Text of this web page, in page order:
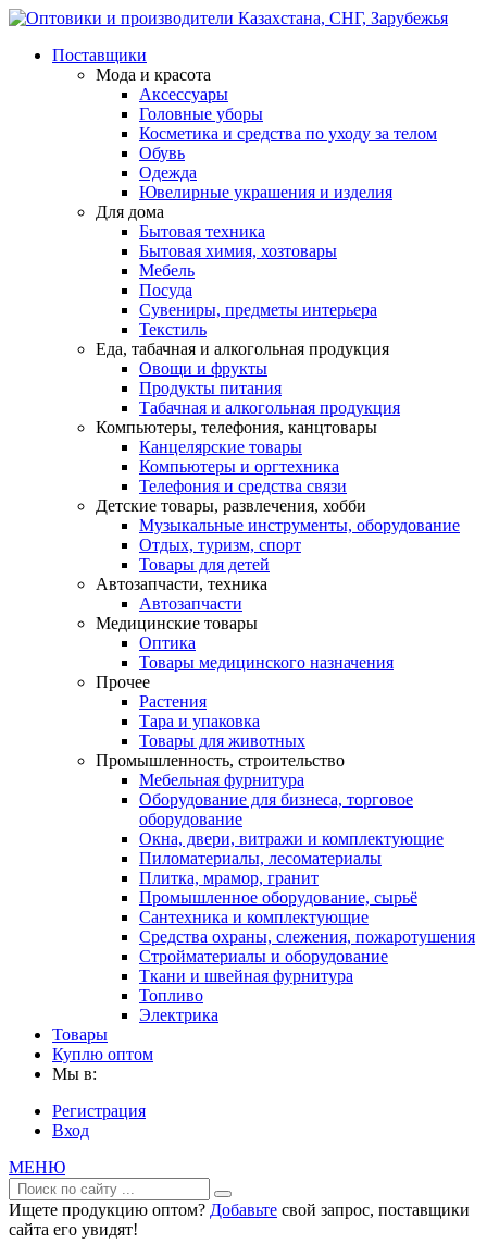
Поставщики
Мода и красота
Аксессуары
Головные уборы
Косметика и средства по уходу за телом
Обувь
Одежда
Ювелирные украшения и изделия
Для дома
Бытовая техника
Бытовая химия, хозтовары
Мебель
Посуда
Сувениры, предметы интерьера
Текстиль
Еда, табачная и алкогольная продукция
Овощи и фрукты
Продукты питания
Табачная и алкогольная продукция
Компьютеры, телефония, канцтовары
Канцелярские товары
Компьютеры и оргтехника
Телефония и средства связи
Детские товары, развлечения, хобби
Музыкальные инструменты, оборудование
Отдых, туризм, спорт
Товары для детей
Автозапчасти, техника
Автозапчасти
Медицинские товары
Оптика
Товары медицинского назначения
Прочее
Растения
Тара и упаковка
Товары для животных
Промышленность, строительство
Мебельная фурнитура
Оборудование для бизнеса, торговое
оборудование
Окна, двери, витражи и комплектующие
Пиломатериалы, лесоматериалы
Плитка, мрамор, гранит
Промышленное оборудование, сырьё
Сантехника и комплектующие
Средства охраны, слежения, пожаротушения
Стройматериалы и оборудование
Ткани и швейная фурнитура
Топливо
Электрика
Товары
Куплю оптом
Мы в:
Регистрация
Вход
МЕНЮ
Ищете продукцию оптом? Добавьте свой запрос, поставщики
сайта его увидят!